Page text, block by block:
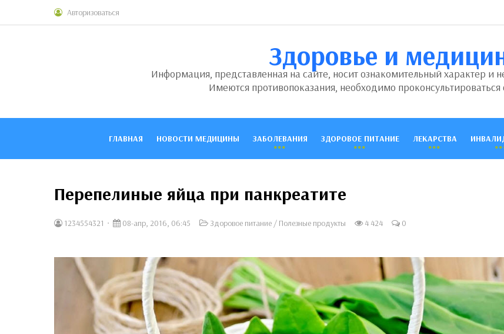
Авторизоваться
Здоровье и
Информация, представленная на сайте, носит ознакомительный характер и
Имеются противопоказания, необходимо проконсультироваться
ГЛАВНАЯ НОВОСТИ МЕДИЦИНЫ ЗАБОЛЕВАНИЯ ЗДОРОВОЕ ПИТАНИЕ ЛЕКАРСТВА
Перепелиные яйца при панкреатите
1234554321 08-апр, 2016, 06:45 Здоровое питание / Полезные продукты 4 424 0